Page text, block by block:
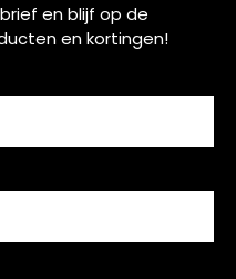
en blijf op de
en kortingen!